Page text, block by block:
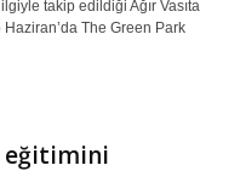
takip edildiği Ağır Vasıta
The Green Park
eğitimini